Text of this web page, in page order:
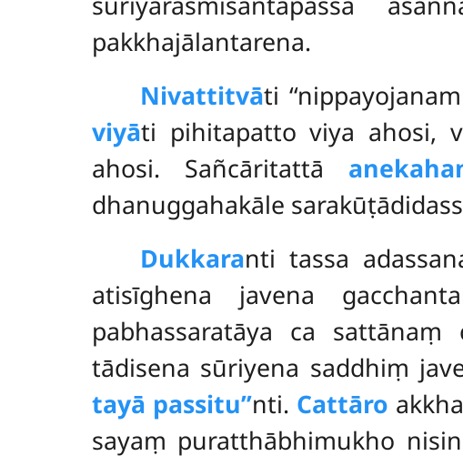
pakkhajālantarena.
Nivattitvāti
viyāti pihitapatto viya ahosi,
ahosi. Sañcāritattā
dhanuggahakāle
Dukkaranti tassa
atisīghena javena
pabhassaratāya ca sattānaṃ
tādisena sūriyena saddhiṃ
tayā passitu’’nti. Cattāro
sayaṃ puratthābhimukho